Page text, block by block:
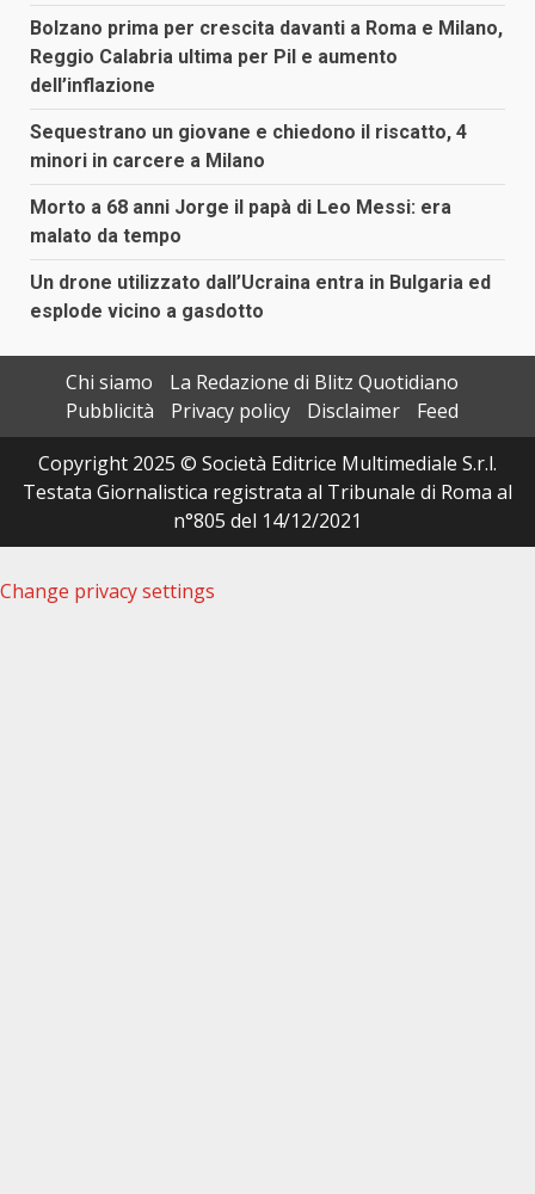
Bolzano prima per crescita davanti a Roma e Milano,
Reggio Calabria ultima per Pil e aumento
dell’inflazione
Sequestrano un giovane e chiedono il riscatto, 4
minori in carcere a Milano
Morto a 68 anni Jorge il papà di Leo Messi: era
malato da tempo
Un drone utilizzato dall’Ucraina entra in Bulgaria ed
esplode vicino a gasdotto
Chi siamo
La Redazione di Blitz Quotidiano
Pubblicità
Privacy policy Disclaimer
Feed
Copyright 2025 © Società Editrice Multimediale S.r.l.
Testata Giornalistica registrata al Tribunale di Roma al
n°805 del 14/12/2021
Change privacy settings